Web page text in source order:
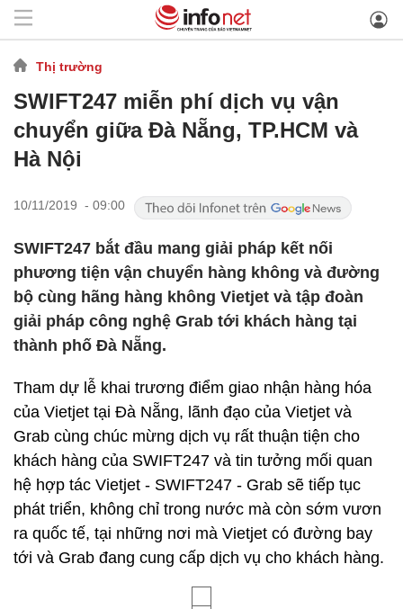
Thị trường
SWIFT247 miễn phí dịch vụ vận
chuyển giữa Đà Nẵng, TP.HCM và
Hà Nội
10/11/2019 - 09:00
SWIFT247 bắt đầu mang giải pháp kết nối
phương tiện vận chuyển hàng không và đường
bộ cùng hãng hàng không Vietjet và tập đoàn
giải pháp công nghệ Grab tới khách hàng tại
thành phố Đà Nẵng.
Tham dự lễ khai trương điểm giao nhận hàng hóa
của Vietjet tại Đà Nẵng, lãnh đạo của Vietjet và
Grab cùng chúc mừng dịch vụ rất thuận tiện cho
khách hàng của SWIFT247 và tin tưởng mối quan
hệ hợp tác Vietjet - SWIFT247 - Grab sẽ tiếp tục
phát triển, không chỉ trong nước mà còn sớm vươn
ra quốc tế, tại những nơi mà Vietjet có đường bay
tới và Grab đang cung cấp dịch vụ cho khách hàng.